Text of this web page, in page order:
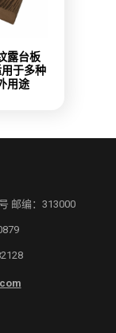
露台板
于多种
用途
邮编：313000